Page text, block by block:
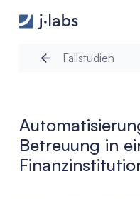
Automatisierung der
Fallstudien
Betreuung in